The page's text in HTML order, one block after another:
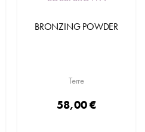
BRONZING POWDER
Terre
58,00 €